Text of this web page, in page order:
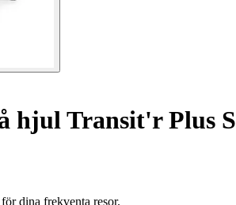
hjul Transit'r Plus S
dina frekventa resor.